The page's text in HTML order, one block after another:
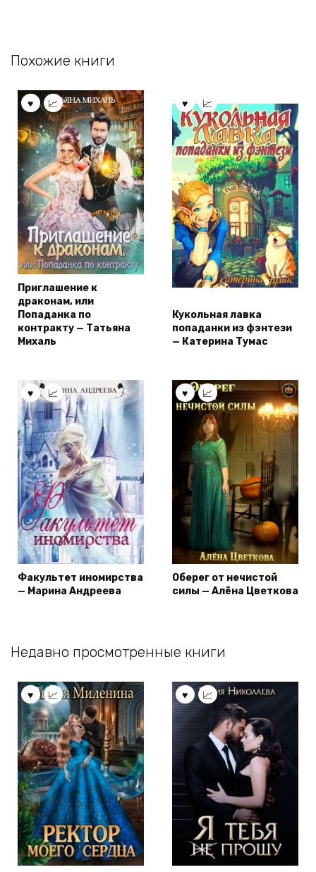
Похожие книги
Приглашение к
драконам, или
Попаданка по
контракту — Татьяна
Михаль
Кукольная лавка
попаданки из фэнтези
— Катерина Тумас
Факультет иномирства
— Марина Андреева
Оберег от нечистой
силы — Алёна Цветкова
Недавно просмотренные книги